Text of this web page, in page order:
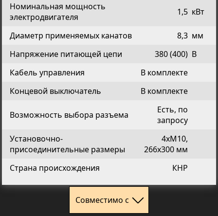
Номинальная мощность
электродвигателя
1,5 кВт
Диаметр применяемых канатов 8,3 мм
Напряжение питающей цепи
380 (400) В
Кабель управления
В комплекте
Концевой выключатель
В комплекте
Возможность выбора разъема
Есть, по
запросу
Установочно-
присоединительные размеры
4хМ10,
266х300 мм
Страна происхождения
КНР
Совместимо с